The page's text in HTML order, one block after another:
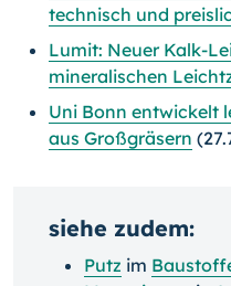
technisch und
Lumit: Neuer Kalk-
mineralischen
Uni Bonn entwickelt
aus Großgräsern
siehe zudem:
Putz im